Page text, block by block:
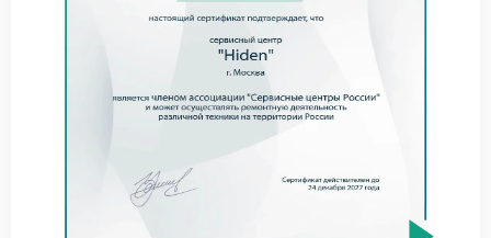
обеспечивать резервное электроснабжение.
Эксплуатация оборудования с дефектом схемы
зарядки повышает риск внезапной потери питания
Методы выявления проблемы
Считывают параметры зарядного тока и
напряжения с панели управления.
Оценивают состояние аккумулятора и его реакцию